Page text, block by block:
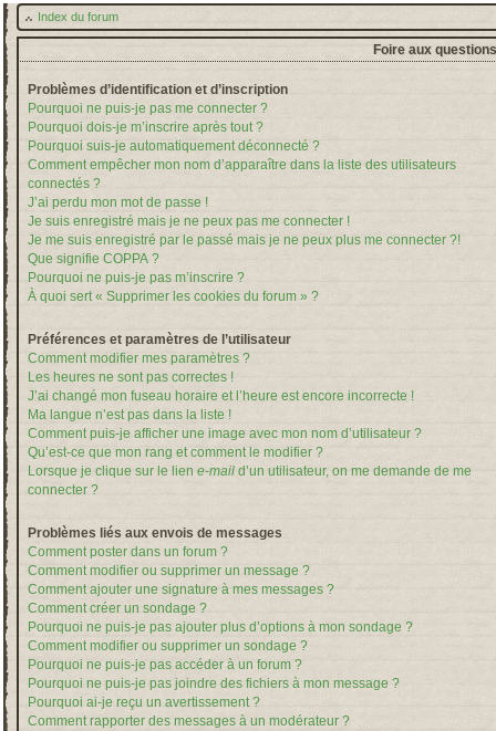
Index du forum
Foire aux
Problèmes d’identification et d’inscription
Pourquoi ne puis-je pas me connecter ?
Pourquoi dois-je m’inscrire après tout ?
Pourquoi suis-je automatiquement déconnecté ?
Comment empêcher mon nom d’apparaître dans la liste des utilisateurs
connectés ?
J’ai perdu mon mot de passe !
Je suis enregistré mais je ne peux pas me connecter !
Je me suis enregistré par le passé mais je ne peux plus me connecter ?!
Que signifie COPPA ?
Pourquoi ne puis-je pas m’inscrire ?
À quoi sert « Supprimer les cookies du forum » ?
Préférences et paramètres de l’utilisateur
Comment modifier mes paramètres ?
Les heures ne sont pas correctes !
J’ai changé mon fuseau horaire et l’heure est encore incorrecte !
Ma langue n’est pas dans la liste !
Comment puis-je afficher une image avec mon nom d’utilisateur ?
Qu’est-ce que mon rang et comment le modifier ?
Lorsque je clique sur le lien e-mail d’un utilisateur, on me demande de me
connecter ?
Problèmes liés aux envois de messages
Comment poster dans un forum ?
Comment modifier ou supprimer un message ?
Comment ajouter une signature à mes messages ?
Comment créer un sondage ?
Pourquoi ne puis-je pas ajouter plus d’options à mon sondage ?
Comment modifier ou supprimer un sondage ?
Pourquoi ne puis-je pas accéder à un forum ?
Pourquoi ne puis-je pas joindre des fichiers à mon message ?
Pourquoi ai-je reçu un avertissement ?
Comment rapporter des messages à un modérateur ?